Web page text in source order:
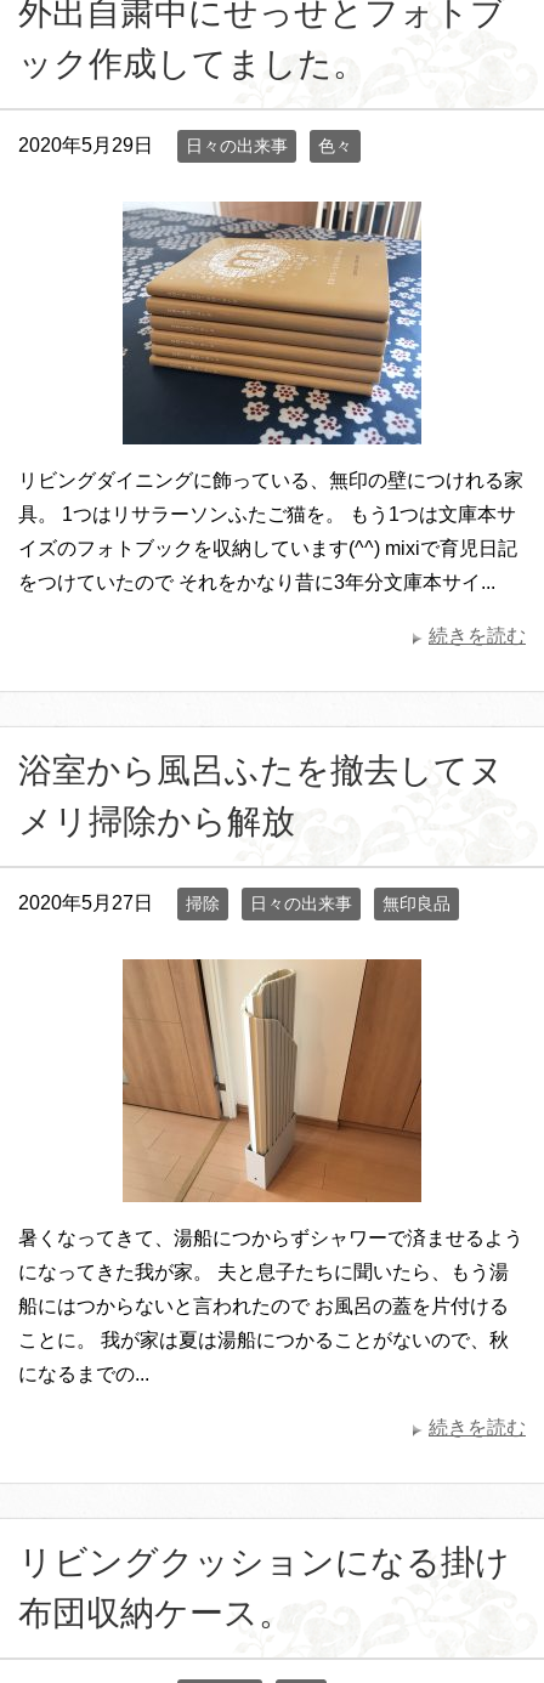
外出自粛中にせっせとフォトブ
ック作成してました。
2020年5月29日 日々の出来事 色々
リビングダイニングに飾っている、無印の壁につけれる家
具。 1つはリサラーソンふたご猫を。 もう1つは文庫本サ
イズのフォトブックを収納しています(^^) mixiで育児日記
をつけていたので それをかなり昔に3年分文庫本サイ...
続きを読む
浴室から風呂ふたを撤去してヌ
メリ掃除から解放
2020年5月27日 掃除 日々の出来事 無印良品
暑くなってきて、湯船につからずシャワーで済ませるよう
になってきた我が家。 夫と息子たちに聞いたら、もう湯
船にはつからないと言われたので お風呂の蓋を片付ける
ことに。 我が家は夏は湯船につかることがないので、秋
になるまでの...
続きを読む
リビングクッションになる掛け
布団収納ケース。